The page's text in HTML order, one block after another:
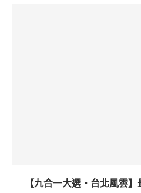
【九合一大選・台北風雲